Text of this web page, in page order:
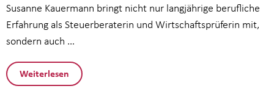
Susanne Kauermann bringt nicht nur langjährige berufliche
Erfahrung als Steuerberaterin und Wirtschaftsprüferin mit,
sondern auch …
Weiterlesen